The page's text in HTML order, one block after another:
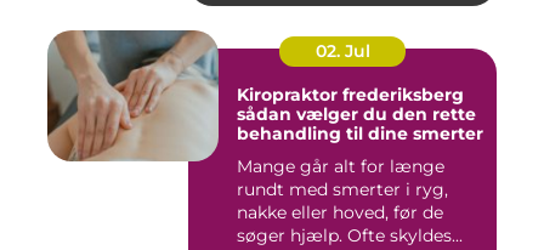
02. Jul
Kiropraktor frederiksberg
sådan vælger du den rette
behandling til dine smerter
Mange går alt for længe
rundt med smerter i ryg,
nakke eller hoved, før de
søger hjælp. Ofte skyldes...